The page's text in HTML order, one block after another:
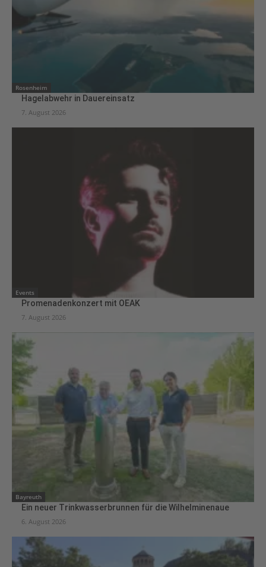
Rosenheim
Hagelabwehr in Dauereinsatz
7. August 2026
Events
Promenadenkonzert mit OEAK
7. August 2026
Bayreuth
Ein neuer Trinkwasserbrunnen für die Wilhelminenaue
6. August 2026